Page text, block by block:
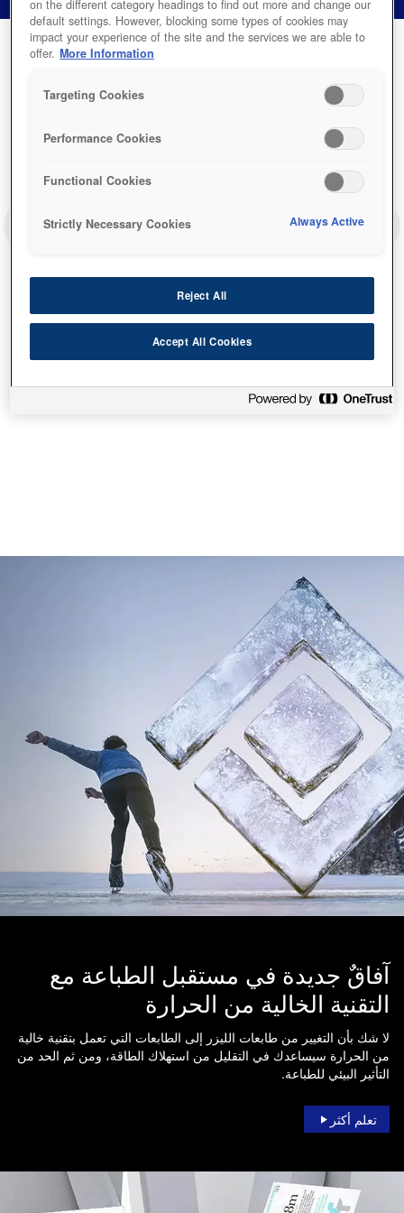
NEXT SLIDE
آفاقٌ جديدة في مستقبل الطباعة مع
التقنية الخالية من الحرارة
لا شك بأن التغيير من طابعات الليزر إلى الطابعات التي تعمل بتقنية خالية
من الحرارة سيساعدك في التقليل من استهلاك الطاقة، ومن ثم الحد من
التأثير البيئي للطباعة.
تعلم أكثر
on the different category headings to find out more and change our
default settings. However, blocking some types of cookies may
impact your experience of the site and the services we are able to
offer. More Information
Targeting Cookies
Performance Cookies
Functional Cookies
Strictly Necessary Cookies Always Active
Reject All
Accept All Cookies